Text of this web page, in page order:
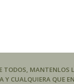
TODOS, MANTENLOS
Y CUALQUIERA QUE